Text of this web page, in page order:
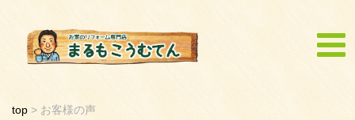
top > お客様の声